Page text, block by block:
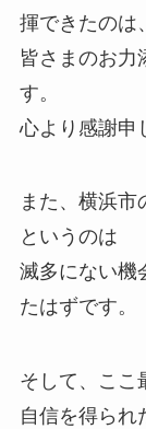
揮できたのは、
皆さまのお力
す。
心より感謝申
また、横浜市
というのは
滅多にない機
たはずです。
そして、ここ
自信を得られ